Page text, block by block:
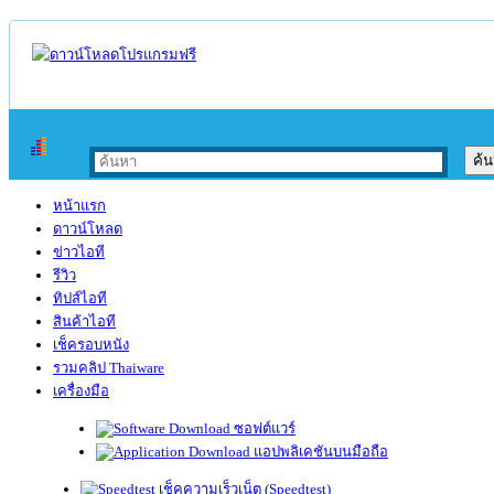
หน้าแรก
ดาวน์โหลด
ข่าวไอที
รีวิว
ทิปส์ไอที
สินค้าไอที
เช็ครอบหนัง
รวมคลิป Thaiware
เครื่องมือ
ซอฟต์แวร์
แอปพลิเคชันบนมือถือ
เช็คความเร็วเน็ต (Speedtest)